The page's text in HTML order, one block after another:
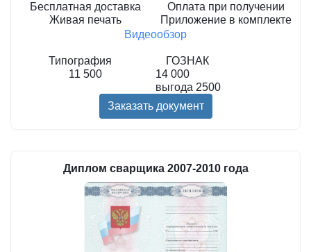
Бесплатная доставка
Живая печать
Оплата при получении
Приложение в комплекте
Видеообзор
Типография
ГОЗНАК
11 500
14 000
выгода 2500
Заказать документ
Диплом сварщика 2007-2010 года